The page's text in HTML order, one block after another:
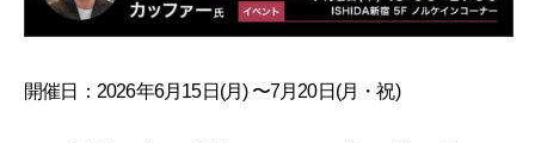
開催日：2026年6月15日(月) 〜7月20日(月・祝)